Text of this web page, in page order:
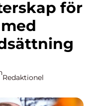
för
Redaktionel